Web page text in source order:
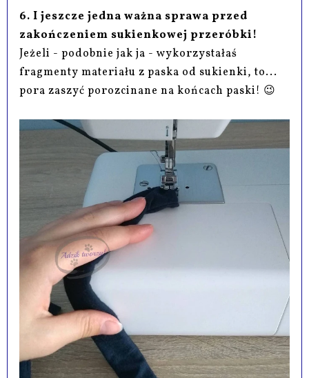
6. I jeszcze jedna ważna sprawa przed
zakończeniem sukienkowej przeróbki!
Jeżeli - podobnie jak ja - wykorzystałaś
fragmenty materiału z paska od sukienki, to...
pora zaszyć porozcinane na końcach paski! 😉